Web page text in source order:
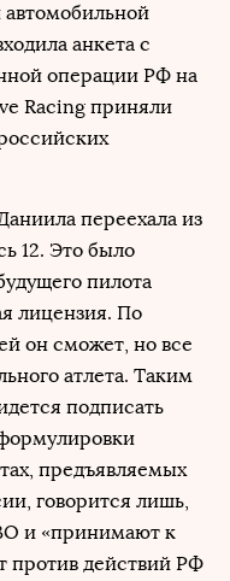
анкета с
операции РФ на
Racing приняли
переехала из
12. Это было
пилота
лицензия. По
он сможет, но все
атлета. Таким
подписать
предъявляемых
говорится лишь,
и «принимают к
против действий РФ